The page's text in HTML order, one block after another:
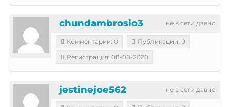
не в сети давно
chundambrosio3
Комментарии: 0
Публикации: 0
Регистрация: 08-08-2020
не в сети давно
jestinejoe562